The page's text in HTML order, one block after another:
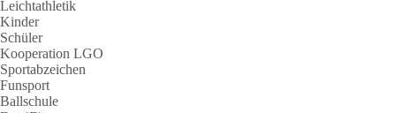
Leichtathletik
Kinder
Schüler
Kooperation LGO
Sportabzeichen
Funsport
Ballschule